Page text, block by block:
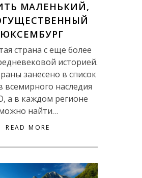
МАЛЕНЬКИЙ,
страна с еще более
историей.
занесено в список
всемирного наследия
а в каждом регионе
найти…
READ MORE